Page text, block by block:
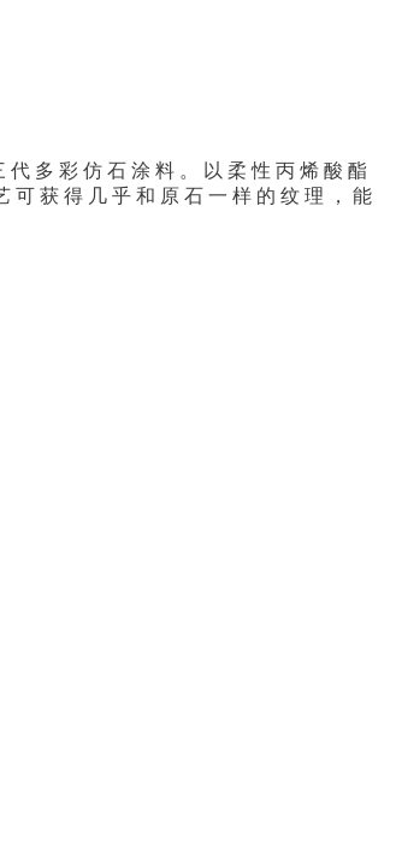
代 多 彩 仿 石 涂 料 。 以 柔 性 丙 烯 酸 酯
可 获 得 几 乎 和 原 石 一 样 的 纹 理 ， 能